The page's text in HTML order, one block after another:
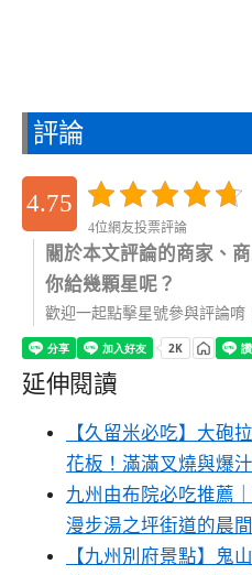
評論
4.75
4位網友投票評論
關於本文評論的商家、
你給幾顆星呢？
歡迎一起點擊星號參與評論唷
延伸閱讀
【久留米必吃】大砲
花板！滿滿叉燒與爆
九州由布院必吃推薦｜
漫步湯之坪街道的晨
【九州別府景點】鬼